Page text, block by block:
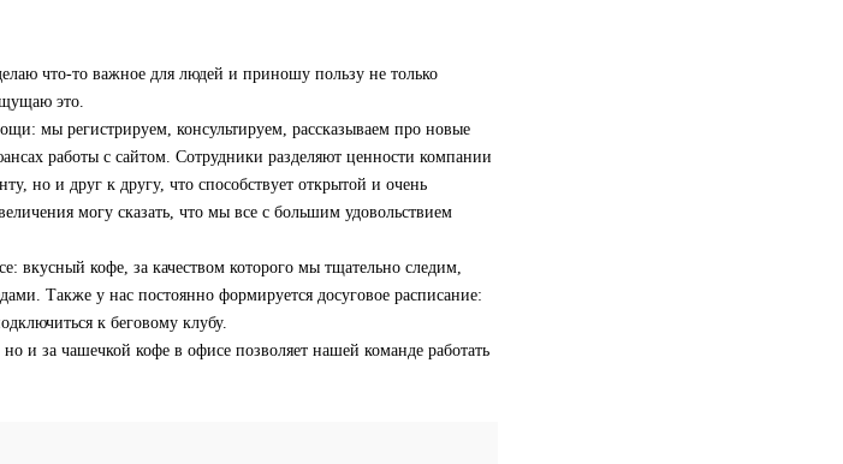
что-то важное для людей и приношу пользу не только
это.
мы регистрируем, консультируем, рассказываем про новые
работы с сайтом. Сотрудники разделяют ценности компании
но и друг к другу, что способствует открытой и очень
могу сказать, что мы все с большим удовольствием
вкусный кофе, за качеством которого мы тщательно следим,
Также у нас постоянно формируется досуговое расписание:
к беговому клубу.
и за чашечкой кофе в офисе позволяет нашей команде работать